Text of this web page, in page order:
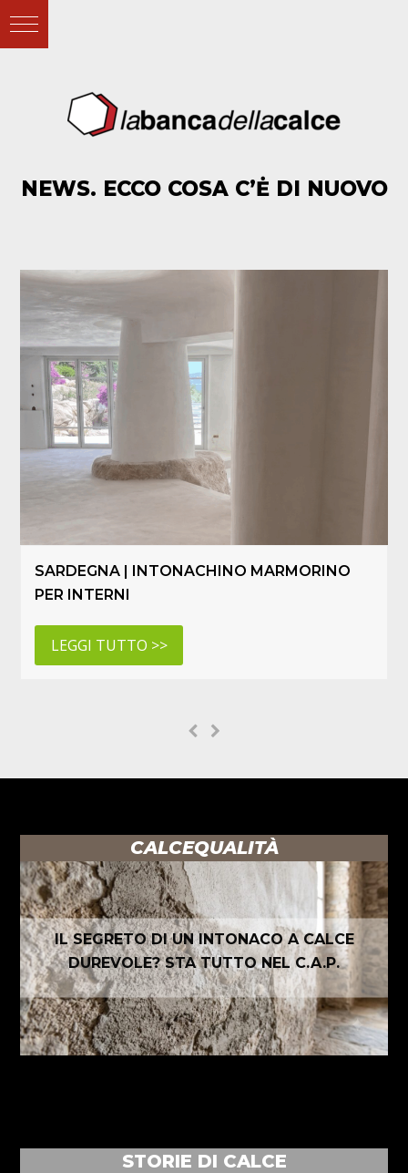
NEWS. ECCO COSA C’Ė DI NUOVO
SARDEGNA | INTONACHINO MARMORINO
PER INTERNI
LEGGI TUTTO >>
CALCEQUALITÀ
IL SEGRETO DI UN INTONACO A CALCE
DUREVOLE? STA TUTTO NEL C.A.P.
STORIE DI CALCE